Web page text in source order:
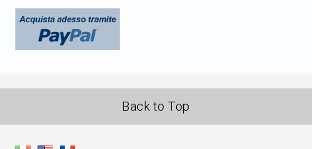
Back to Top